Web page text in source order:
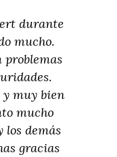
durante
mucho.
y muy bien
mucho
los demás
gracias